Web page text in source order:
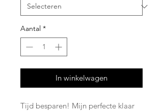
Aantal *
In winkelwagen
Tijd besparen! Mijn perfecte klaar